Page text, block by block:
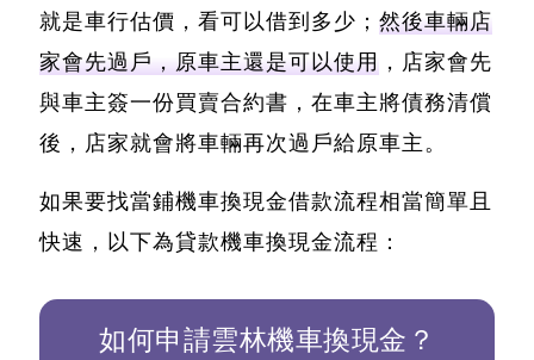
就是車行估價，看可以借到多少； 然後車輛店
家會先過戶，原車主還是可以使用 ，店家會先
與車主簽一份買賣合約書，在車主將債務清償
後，店家就會將車輛再次過戶給原車主。
如果要找當鋪機車換現金借款流程相當簡單且
快速，以下為貸款機車換現金流程：
如何申請雲林機車換現金？